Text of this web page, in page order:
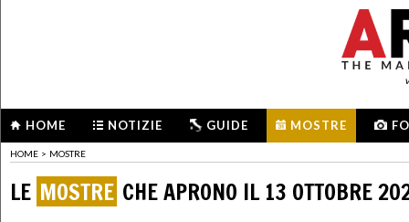
HOME NOTIZIE GUIDE MOSTRE
HOME > MOSTRE
LE MOSTRE CHE APRONO IL 13 OTTOBRE